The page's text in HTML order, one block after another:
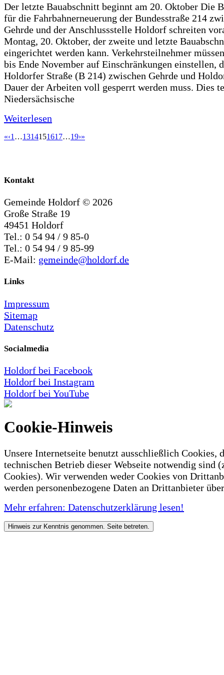
Der letzte Bauabschnitt beginnt am 20. Oktober Die
für die Fahrbahnerneuerung der Bundesstraße 214
Gehrde und der Anschlussstelle Holdorf schreiten
Montag, 20. Oktober, der zweite und letzte
eingerichtet werden kann. Verkehrsteilnehmer
bis Ende November auf Einschränkungen einstellen,
Holdorfer Straße (B 214) zwischen Gehrde und
Dauer der Arbeiten voll gesperrt werden muss. Dies
Niedersächsische
Weiterlesen
«‹1 …1314151617…19›»
Kontakt
Gemeinde Holdorf © 2026
Große Straße 19
49451 Holdorf
Tel.: 0 54 94 / 9 85-0
Tel.: 0 54 94 / 9 85-99
E-Mail: gemeinde@holdorf.de
Links
Impressum
Sitemap
Datenschutz
Socialmedia
Holdorf bei Facebook
Holdorf bei Instagram
Holdorf bei YouTube
Cookie-Hinweis
Unsere Internetseite benutzt ausschließlich Cookies,
technischen Betrieb dieser Webseite notwendig sind
Cookies). Wir verwenden weder Cookies von
werden personenbezogene Daten an Drittanbieter
Mehr erfahren: Datenschutzerklärung lesen!
Hinweis zur Kenntnis genommen. Seite betreten.